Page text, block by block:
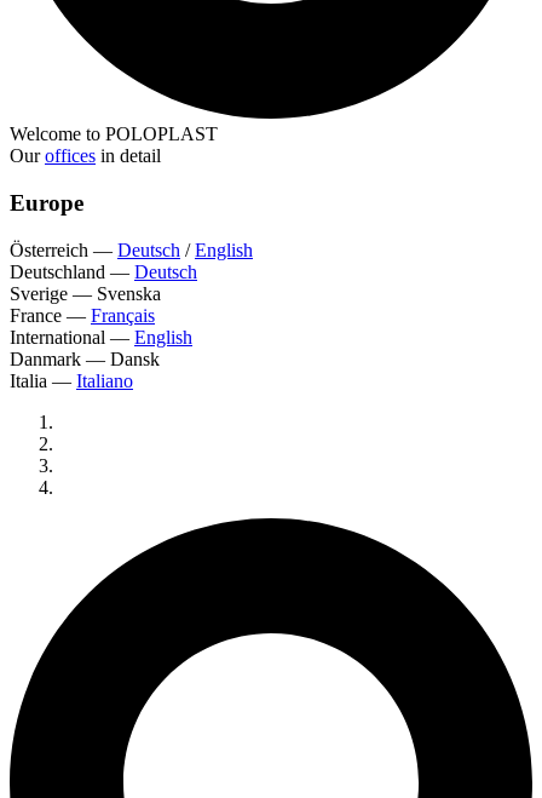
Welcome to POLOPLAST
Ouroffices in detail
Europe
Österreich — Deutsch /English
Deutschland — Deutsch
Sverige — Svenska
France — Français
International — English
Danmark — Dansk
Italia — Italiano